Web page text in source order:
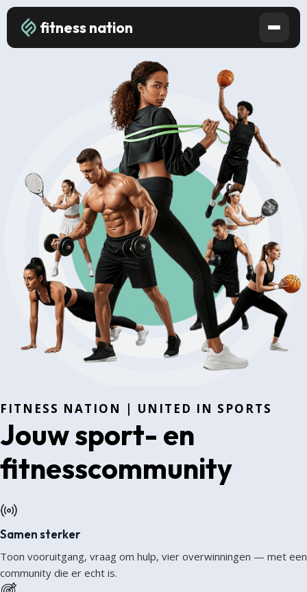
fitness nation
FITNESS NATION | UNITED IN SPORTS
Jouw sport- en
fitnesscommunity
Samen sterker
Toon vooruitgang, vraag om hulp, vier overwinningen — met een
community die er echt is.